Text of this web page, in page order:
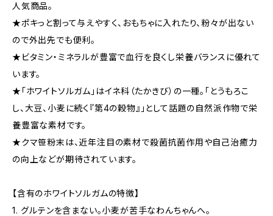
人気商品。
★ポキっと割って与えやすく、おもちゃに入れたり、粉々が出ない
ので外出先でも便利。
★ビタミン・ミネラルが豊富で血行を良くし栄養バランスに優れて
います。
★「ホワイトソルガム」はイネ科（たかきび）の一種。「とうもろこ
し、大豆、小麦に続く『第4の穀物』」として話題の自然派作物で栄
養豊富な素材です。
★クマ笹粉末は、近年注目の素材で殺菌抗菌作用や自己治癒力
の向上などが期待されています。
【含有のホワイトソルガムの特徴】
1. グルテンを含まない。小麦が苦手なわんちゃんへ。